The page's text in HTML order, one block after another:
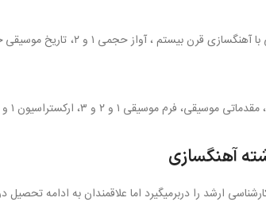
آهنگسازی
ارشد را دربرمیگیرد اما علاقمندان به ادامه